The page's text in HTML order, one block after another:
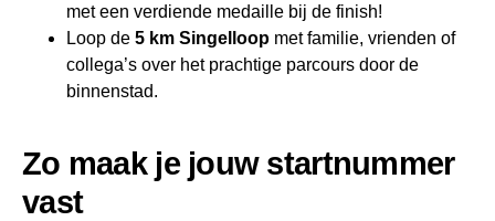
met een verdiende medaille bij de finish!
Loop de 5 km Singelloop met familie, vrienden of
collega’s over het prachtige parcours door de
binnenstad.
Zo maak je jouw startnummer
vast